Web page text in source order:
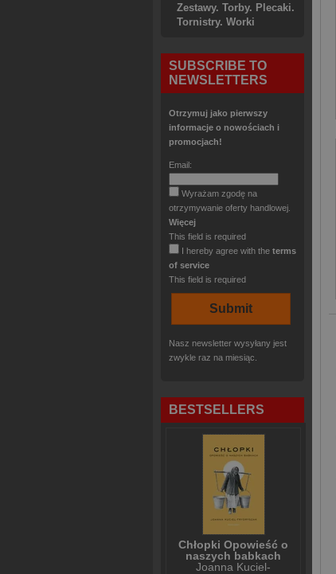
Zestawy. Torby. Plecaki.
Tornistry. Worki
SUBSCRIBE TO
NEWSLETTERS
Otrzymuj jako pierwszy
informacje o nowościach i
promocjach!
Email:
Wyrażam zgodę na
otrzymywanie oferty handlowej.
Więcej
This field is required
I hereby agree with the terms
of service
This field is required
Nasz newsletter wysyłany jest
zwykle raz na miesiąc.
BESTSELLERS
Chłopki Opowieść o
naszych babkach
Joanna Kuciel-